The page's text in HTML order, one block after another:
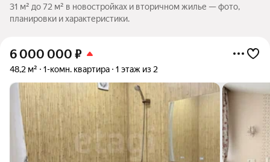
31 м² до 72 м² в новостройках и вторичном жилье — фото,
планировки и характеристики.
6 000 000 ₽
48,2 м² 1-комн. квартира 1 этаж из 2